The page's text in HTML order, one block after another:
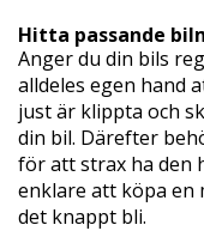
Hitta passande
Anger du din bils
alldeles egen hand
just är klippta och
din bil. Därefter
för att strax ha den
enklare att köpa en
det knappt bli.